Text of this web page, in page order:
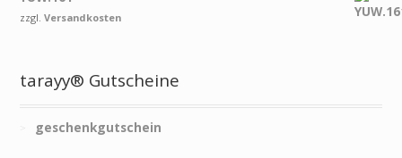
zzgl.Versandkosten
tarayy® Gutscheine
geschenkgutschein